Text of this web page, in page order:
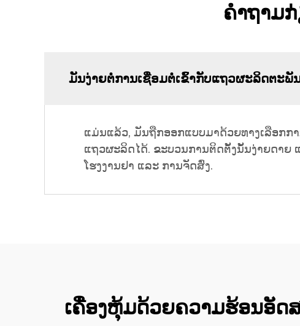
ຄຳຖາມ
ມັນງ່າຍຕໍ່ການເຊື່ອມຕໍ່ເຂົ້າກັບແຖວຜະລິດຕະພັ
ແມ່ນແລ້ວ, ມັນຖືກອອກແບບມາດ້ວຍທາງເລືອກ
ແຖວຜະລິດໄດ້. ຂະບວນການຕິດຕັ້ງນັ້ນງ່າຍດາຍ
ໂຮງງານຢາ ແລະ ການຈັດສົ່ງ.
ເຄື່ອງຫຸ້ມດ້ວຍຄວາມຮ້ອນອັ